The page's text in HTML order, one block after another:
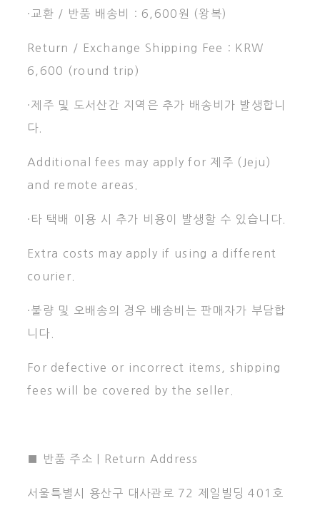
·교환 / 반품 배송비 : 6,600원 (왕복)
Return / Exchange Shipping Fee : KRW
6,600 (round trip)
·제주 및 도서산간 지역은 추가 배송비가 발생합니
다.
Additional fees may apply for 제주 (Jeju)
and remote areas.
·타 택배 이용 시 추가 비용이 발생할 수 있습니다.
Extra costs may apply if using a different
courier.
·불량 및 오배송의 경우 배송비는 판매자가 부담합
니다.
For defective or incorrect items, shipping
fees will be covered by the seller.
■ 반품 주소 | Return Address
서울특별시 용산구 대사관로 72 제일빌딩 401호